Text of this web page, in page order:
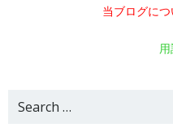
当ブログにつ
Search